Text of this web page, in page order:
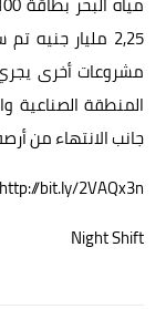
مشروعات أخرى
المنطقة الصناعية
جانب الانتهاء من
http://bit.ly/2VAQx3n
Night Shift